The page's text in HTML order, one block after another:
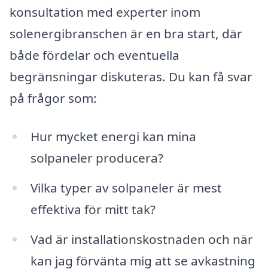
konsultation med experter inom
solenergibranschen är en bra start, där
både fördelar och eventuella
begränsningar diskuteras. Du kan få svar
på frågor som:
Hur mycket energi kan mina
solpaneler producera?
Vilka typer av solpaneler är mest
effektiva för mitt tak?
Vad är installationskostnaden och när
kan jag förvänta mig att se avkastning